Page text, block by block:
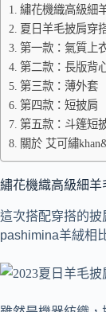
繡花機織高級細
夏日羊毛披肩穿
第一款：氣質上
第二款：長版背
第三款：薄外套
第四款：短披肩
第五款：斗篷短
關於 艾可繡
繡花機織高級細羊
這次搭配穿搭的披
pashimina羊絨相